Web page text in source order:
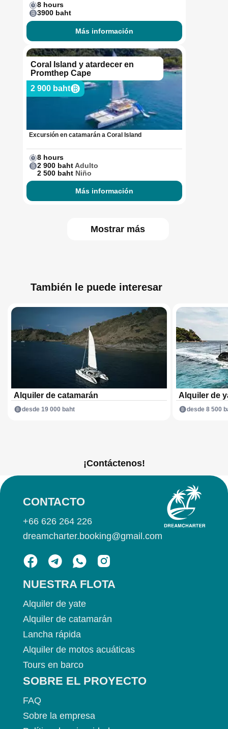
8 hours
3900 baht
Más información
Coral Island y atardecer en
Promthep Cape
2 900 baht
Excursión en catamarán a Coral Island
8 hours
2 900 bahtAdulto
2 500 baht Niño
Más información
Mostrar más
También le puede interesar
Alquiler de catamarán
desde 19 000 baht
Alquiler de
desde 8 500
¡Contáctenos!
NUESTRA FLOTA
Alquiler de yate
Alquiler de catamarán
Lancha rápida
Alquiler de motos acuáticas
Tours en barco
SOBRE EL PROYECTO
FAQ
Sobre la empresa
CONTACTO
+66 626 264 226
dreamcharter.booking@gmail.com